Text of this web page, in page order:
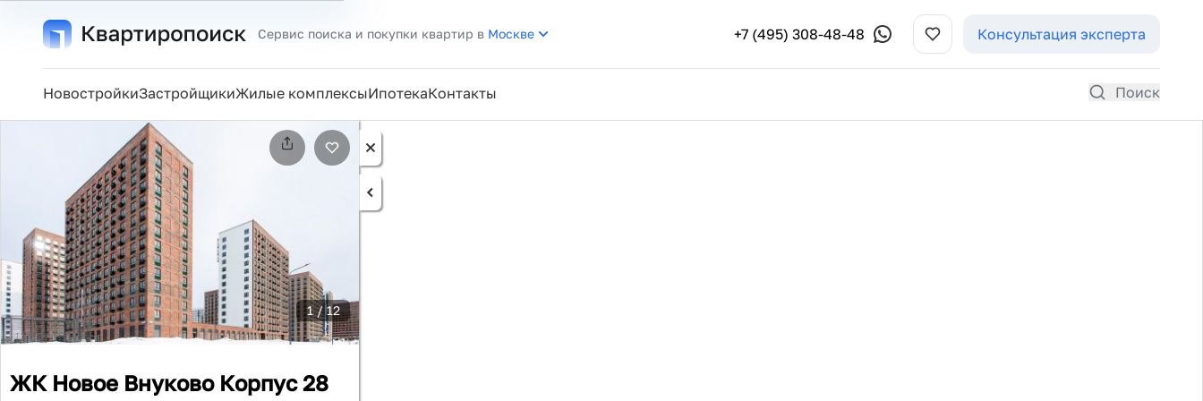
Сервис поиска и покупки квартир в Москве +7 (495) 308-48-48 Консультация эксперта
НовостройкиЗастройщикиЖилые комплексыИпотекаКонтакты Поиск
1/ 12
ЖК Новое Внуково Корпус 28